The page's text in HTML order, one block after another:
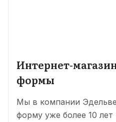
Интернет-
формы
Мы в компании
форму уже более 10